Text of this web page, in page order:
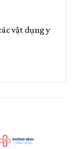
vật dụng y